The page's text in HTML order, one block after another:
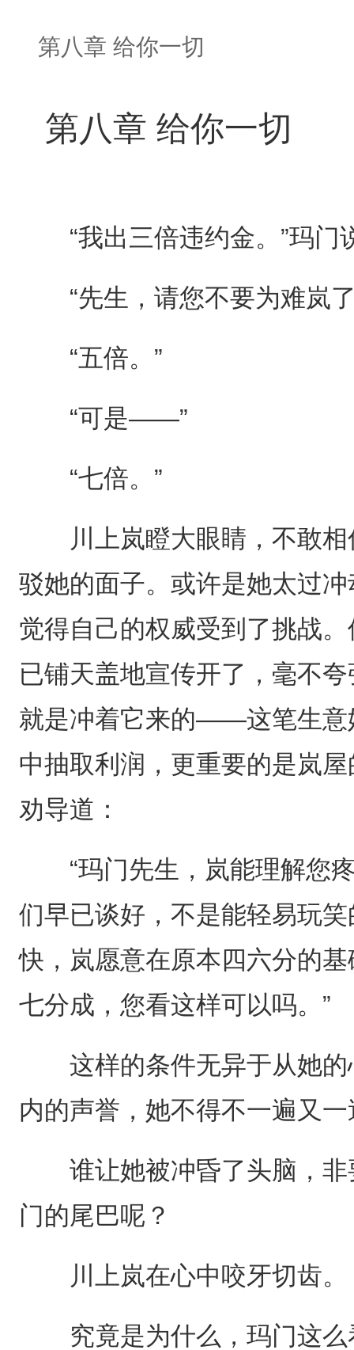
第八章 给你一切
第八章 给你一切
“我出三倍违约金。”玛门
“先生，请您不要为难岚了
“五倍。”
“可是——”
“七倍。”
川上岚瞪大眼睛，不敢相
驳她的面子。或许是她太过
觉得自己的权威受到了挑战
已铺天盖地宣传开了，毫不
就是冲着它来的——这笔生意
中抽取利润，更重要的是岚
劝导道：
“玛门先生，岚能理解您疼
们早已谈好，不是能轻易玩
快，岚愿意在原本四六分的
七分成，您看这样可以吗。”
这样的条件无异于从她的
内的声誉，她不得不一遍又
谁让她被冲昏了头脑，非
门的尾巴呢？
川上岚在心中咬牙切齿。
究竟是为什么，玛门这么